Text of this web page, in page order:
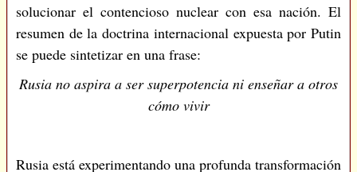
solucionar el contencioso nuclear con esa nación. El
resumen de la doctrina internacional expuesta por Putin
se puede sintetizar en una frase:
Rusia no aspira a ser superpotencia ni enseñar a otros
cómo vivir
Rusia está experimentando una profunda transformación